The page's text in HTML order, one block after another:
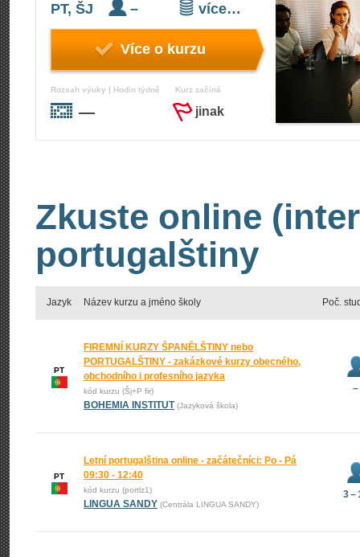
PT, ŠJ – více…
Více o kurzu
Rozsah výuky | Hodin týdně
—
Kurz začíná
jinak
Zkuste online
portugalštiny
Jazyk Název kurzu a jméno školy Poč.
PT
FIREMNÍ KURZY ŠPANĚLŠTINY nebo
PORTUGALŠTINY - zakázkové kurzy obecného,
obchodního i profesního jazyka
kód kurzu (Šj+P fir)
BOHEMIA INSTITUT (Jazyková škola)
–
PT
Letní portugalština online - začátečníci: Po - Pá
09:30 - 12:40
kód kurzu (portlz1)
LINGUA SANDY (Centrála LINGUA SANDY)
3 –